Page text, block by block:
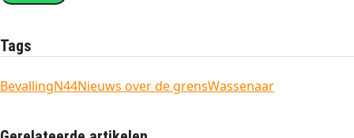
Tags
BevallingN44Nieuws over de grensWassenaar